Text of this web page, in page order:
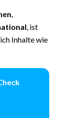
,
, ist
Inhalte wie